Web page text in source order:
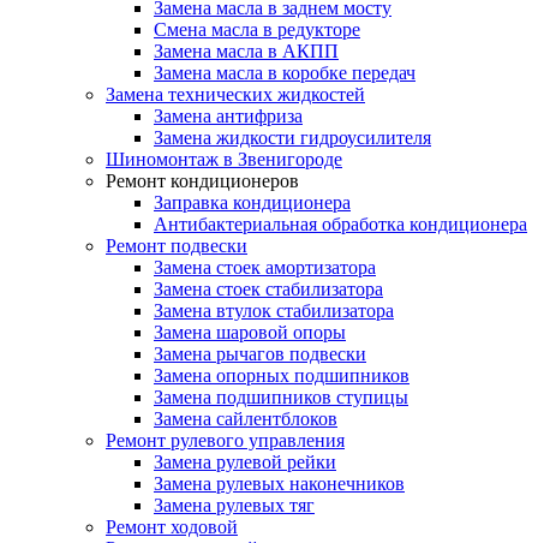
Замена масла в заднем мосту
Смена масла в редукторе
Замена масла в АКПП
Замена масла в коробке передач
Замена технических жидкостей
Замена антифриза
Замена жидкости гидроусилителя
Шиномонтаж в Звенигороде
Ремонт кондиционеров
Заправка кондиционера
Антибактериальная обработка кондиционера
Ремонт подвески
Замена стоек амортизатора
Замена стоек стабилизатора
Замена втулок стабилизатора
Замена шаровой опоры
Замена рычагов подвески
Замена опорных подшипников
Замена подшипников ступицы
Замена сайлентблоков
Ремонт рулевого управления
Замена рулевой рейки
Замена рулевых наконечников
Замена рулевых тяг
Ремонт ходовой